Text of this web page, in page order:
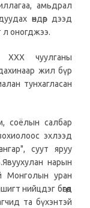
амьдрал
өндөр дээд
л оногджээ.
ХХХ чуулганы
жил бүр
тунхагласан
соёлын салбар
эхлээд
суут яруу
нарын
Монголын уран
нийцдэг бөгөөд
та бүхэнтэй